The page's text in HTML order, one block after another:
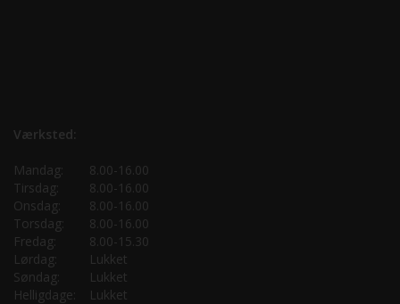
Værksted:
Mandag:
8.00-16.00
Tirsdag:
8.00-16.00
Onsdag:
8.00-16.00
Torsdag:
8.00-16.00
Fredag:
8.00-15.30
Lørdag:
Lukket
Søndag:
Lukket
Helligdage:
Lukket